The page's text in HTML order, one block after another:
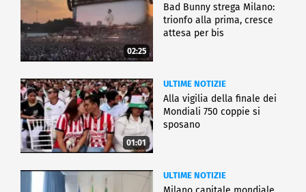
02:25
Bad Bunny strega Milano:
trionfo alla prima, cresce
attesa per bis
01:01
ULTIME NOTIZIE
Alla vigilia della finale dei
Mondiali 750 coppie si
sposano
ULTIME NOTIZIE